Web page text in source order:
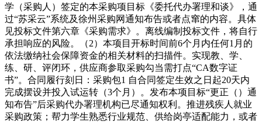
学（采购人）签定的本采购项目标《委托代办署理和谈》，通
过“苏采云”系统及徐州采购网通知布告或者点窜的内容。具体
见投标文件第六章《采购需求》。离线编制投标文件，将自行
承担响应的风险。（2）本项目开标时间前6个月内任何1月的
依法缴纳社会保障资金的相关材料的扫描件。实现教、学、
练、研、评闭环，供应商参取采购勾当需打点“CA数字证
书”。合同履行刻日：采购包1 自合同签定生效之日起20天内
完成摆设并投入试运转（3个月）。发布本项目标“更正（）通
知布告”后采购代办署理机构已尽通知权利。推进残疾人就业
采购政策；帮力学生熟悉行业规范、供给岗亭适配能力，或者